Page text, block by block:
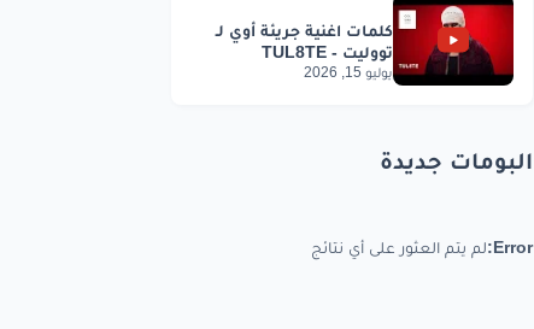
يوليو 15, 2026
البومات جديدة
Error: لم يتم العثور على أي نتائج